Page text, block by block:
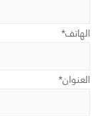
الهاتف*
العنوان*